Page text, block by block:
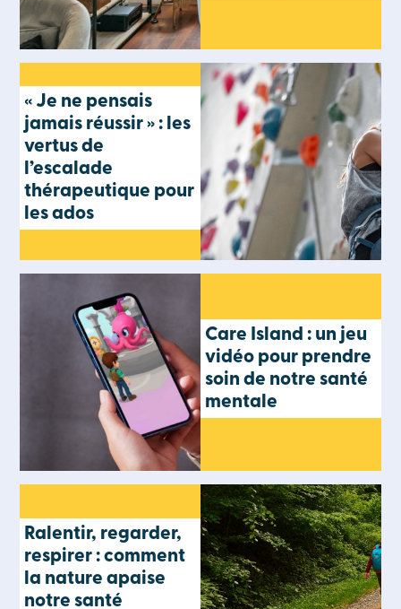
« Je ne pensais
jamais réussir » : les
vertus de
l’escalade
thérapeutique pour
les ados
Care Island : un jeu
vidéo pour prendre
soin de notre santé
mentale
Ralentir, regarder,
respirer : comment
la nature apaise
notre santé